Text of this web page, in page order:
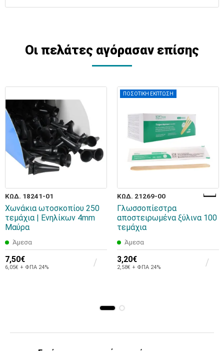
Οι πελάτες αγόρασαν επίσης
ΚΩΔ. 18241-01
Χωνάκια ωτοσκοπίου 250
τεμάχια | Ενηλίκων 4mm
Μαύρα
Άμεσα
7,50€
6,05€ + ΦΠΑ 24%
ΠΟΣΟΤΙΚΗ ΕΚΠΤΩΣΗ
ΚΩΔ. 21269-00
Γλωσσοπίεστρα
αποστειρωμένα ξύλινα 100
τεμάχια
Άμεσα
3,20€
2,58€ + ΦΠΑ 24%